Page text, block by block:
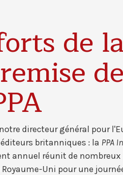
de
directeur général pour
britanniques : la PPA
annuel réunit de
Uni pour une